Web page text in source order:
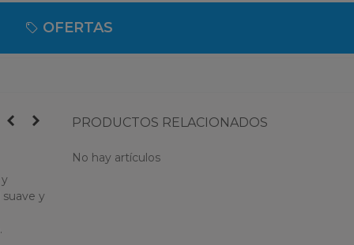
OFERTAS
suave y
PRODUCTOS RELACIONADOS
No hay artículos